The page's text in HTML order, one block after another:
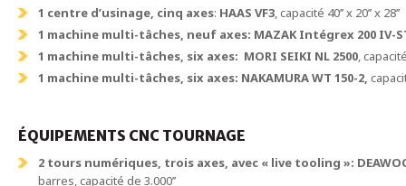
1 centre d’usinage, cinq axes: HAAS VF3, capacité 40’’ x 20’’ x 28’’
1 machine multi-tâches, neuf axes: MAZAK Intégrex 200 IV-
1 machine multi-tâches, six axes: MORI SEIKI NL 2500,
1 machine multi-tâches, six axes: NAKAMURA WT 150-2,
ÉQUIPEMENTS CNC TOURNAGE
2 tours numériques, trois axes, avec « live tooling »:
barres, capacité de 3.000’’